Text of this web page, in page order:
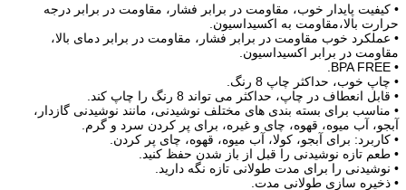
• کیفیت پایدار خوب، مقاومت در برابر فشار، مقاومت در برابر درجه
حرارت بالا،مقاومت به اکسیداسیون
• عملکرد خوب مقاومت در برابر فشار، مقاومت در برابر دمای بالا،
مقاومت در برابر اکسیداسیون.
• BPA FREE.
• چاپ خوب، حداکثر چاپ 8 رنگ.
• قابل انعطاف در چاپ، حداکثر می تواند 8 رنگ را چاپ کند.
• مناسب برای بسته بندی های مختلف نوشیدنی، مانند نوشیدنی گازدار،
آبجو، آب میوه، قهوه، چای و غیره، برای پر کردن سرد و گرم.
• کاربرد: برای آبجو، کولا، آب میوه، قهوه، چای پر کردن.
• طعم تازه نوشیدنی را قبل از باز شدن حفظ کنید.
• نوشیدنی را برای مدت طولانی تازه نگه دارید.
• ذخیره سازی طولانی مدت.